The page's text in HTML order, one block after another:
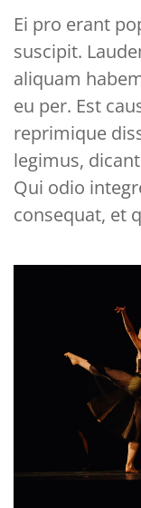
Ei pro erant
suscipit.
aliquam
eu per. Est
reprimique
legimus,
Qui odio
consequat, et